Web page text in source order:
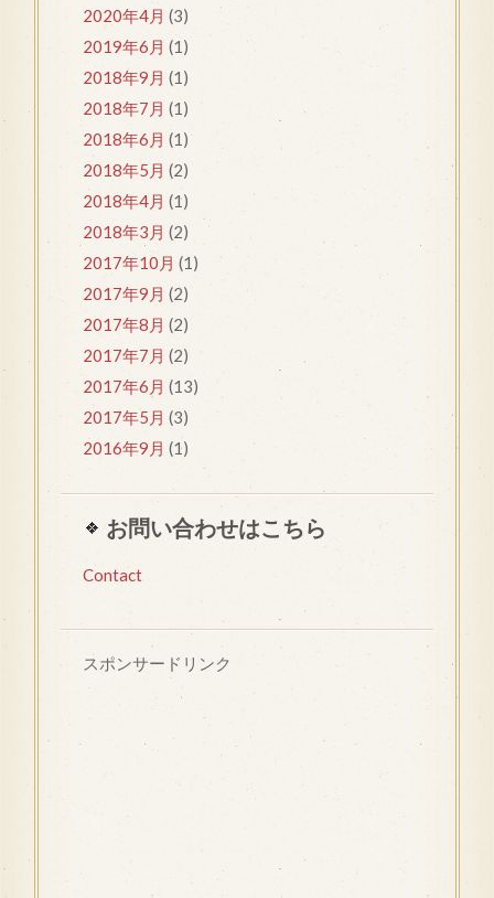
2020年4月 (3)
2019年6月 (1)
2018年9月 (1)
2018年7月 (1)
2018年6月 (1)
2018年5月 (2)
2018年4月 (1)
2018年3月 (2)
2017年10月 (1)
2017年9月 (2)
2017年8月 (2)
2017年7月 (2)
2017年6月 (13)
2017年5月 (3)
2016年9月 (1)
お問い合わせはこちら
Contact
スポンサードリンク